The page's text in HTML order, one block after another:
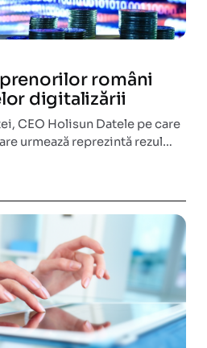
români
digitalizării
CEO Holisun Datele pe care
urmează reprezintă rezul…